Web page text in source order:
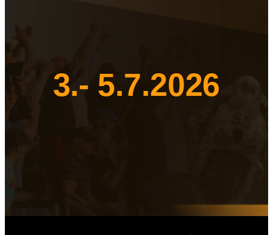
3.- 5.7.2026